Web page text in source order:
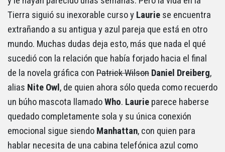
Tierra siguió su inexorable curso y Laurie se encuentra
extrañando a su antigua y azul pareja que está en otro
mundo. Muchas dudas deja esto, más que nada el qué
sucedió con la relación que había forjado hacia el final
de la novela gráfica con Patrick Wilson Daniel Dreiberg,
alias Nite Owl, de quien ahora sólo queda como recuerdo
un búho mascota llamadoWho. Laurie parece haberse
quedado completamente sola y su única conexión
emocional sigue siendo Manhattan, con quien para
hablar necesita de una cabina telefónica azul como